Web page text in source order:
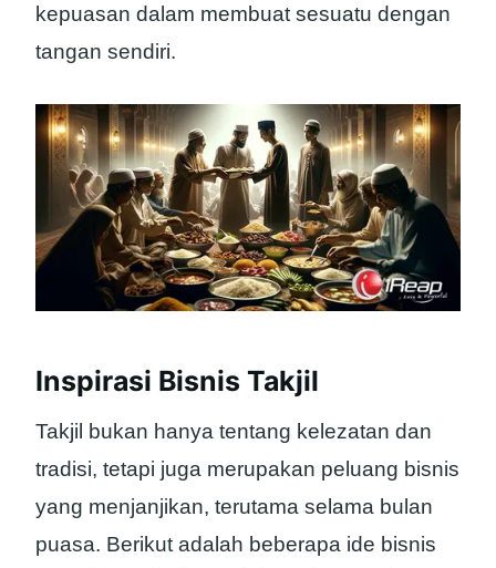
kepuasan dalam membuat sesuatu dengan
tangan sendiri.
Inspirasi Bisnis Takjil
Takjil bukan hanya tentang kelezatan dan
tradisi, tetapi juga merupakan peluang bisnis
yang menjanjikan, terutama selama bulan
puasa. Berikut adalah beberapa ide bisnis